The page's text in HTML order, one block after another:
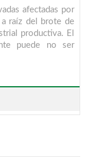
afectadas por
raíz del brote de
productiva. El
puede no ser